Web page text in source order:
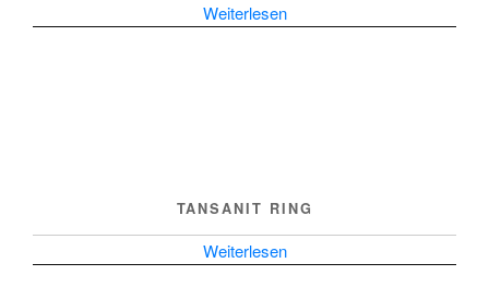
Weiterlesen
TANSANIT RING
Weiterlesen